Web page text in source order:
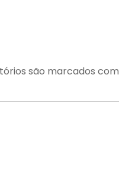
são marcados com